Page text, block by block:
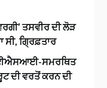
ਤਸਵੀਰ ਦੀ ਲੋੜ
ਸੀ, ਗ੍ਰਿਫ਼ਤਾਰ
ਸਮਰਥਿਤ
ਦੀ ਵਰਤੋਂ ਕਰਨ ਦੀ